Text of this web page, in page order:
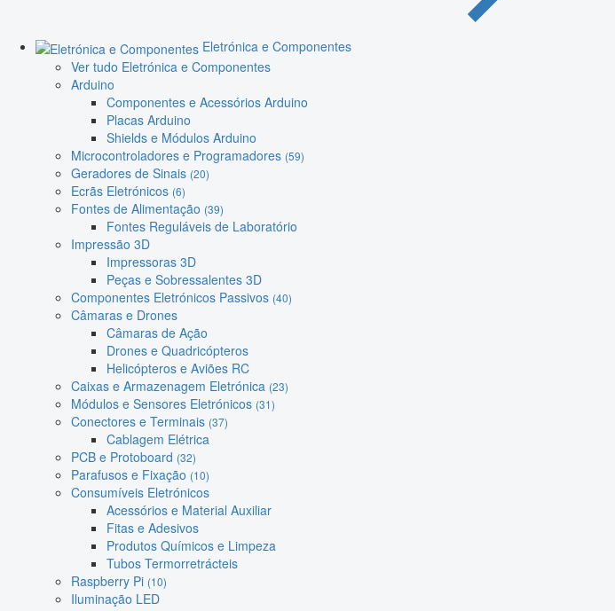
Eletrónica e Componentes
Ver tudo Eletrónica e Componentes
Arduino
Componentes e Acessórios Arduino
Placas Arduino
Shields e Módulos Arduino
Microcontroladores e Programadores (59)
Geradores de Sinais (20)
Ecrãs Eletrónicos (6)
Fontes de Alimentação (39)
Fontes Reguláveis de Laboratório
Impressão 3D
Impressoras 3D
Peças e Sobressalentes 3D
Componentes Eletrónicos Passivos (40)
Câmaras e Drones
Câmaras de Ação
Drones e Quadricópteros
Helicópteros e Aviões RC
Caixas e Armazenagem Eletrónica (23)
Módulos e Sensores Eletrónicos (31)
Conectores e Terminais (37)
Cablagem Elétrica
PCB e Protoboard (32)
Parafusos e Fixação (10)
Consumíveis Eletrónicos
Acessórios e Material Auxiliar
Fitas e Adesivos
Produtos Químicos e Limpeza
Tubos Termorretrácteis
Raspberry Pi (10)
Iluminação LED